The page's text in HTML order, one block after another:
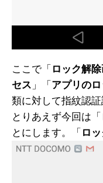
ここで「 ロック解
セス 」「 アプリの
類に対して指紋認証
とりあえず今回は「
とにします。「 ロ